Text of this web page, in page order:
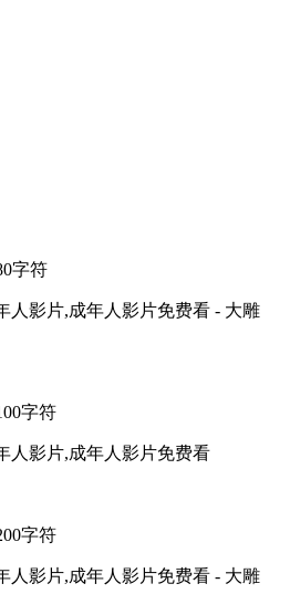
字符
人影片,成年人影片免费看 - 大雕
字符
人影片,成年人影片免费看
字符
人影片,成年人影片免费看 - 大雕